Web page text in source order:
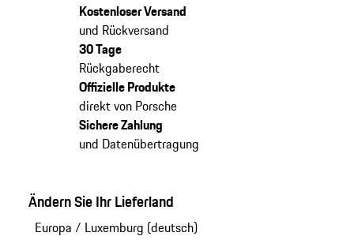
Kostenloser Versand
und Rückversand
30 Tage
Rückgaberecht
Offizielle Produkte
direkt von Porsche
Sichere Zahlung
und Datenübertragung
Ändern Sie Ihr Lieferland
Europa / Luxemburg (deutsch)